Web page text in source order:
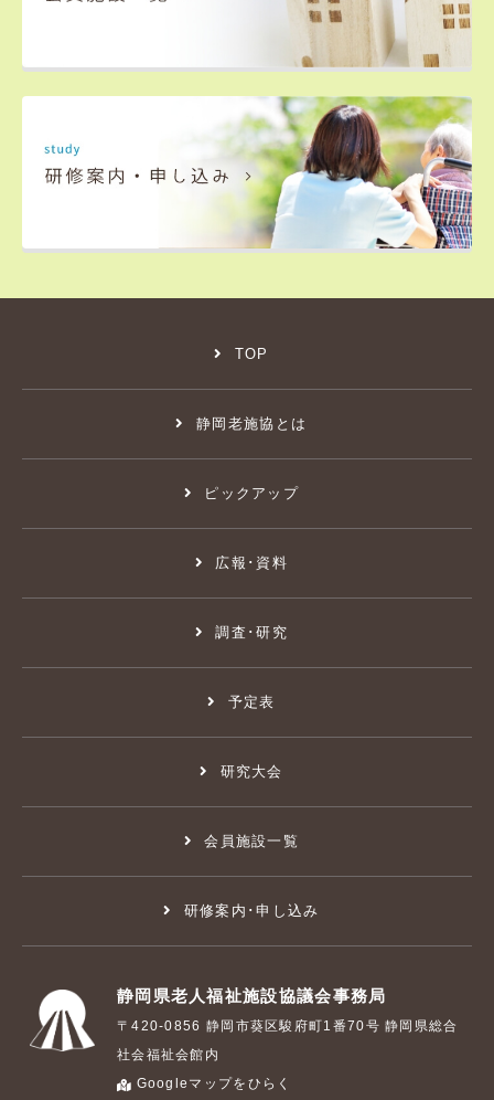
TOP
静岡老施協とは
ピックアップ
広報･資料
調査･研究
予定表
研究大会
会員施設一覧
研修案内･申し込み
静岡県老人福祉施設協議会事務局
〒420-0856 静岡市葵区駿府町1番70号 静岡県総合
社会福祉会館内
Googleマップをひらく